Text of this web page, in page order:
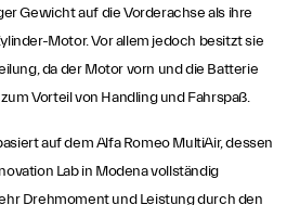
Gewicht auf die Vorderachse als ihre
Motor. Vor allem jedoch besitzt sie
da der Motor vorn und die Batterie
Vorteil von Handling und Fahrspaß.
auf dem Alfa Romeo MultiAir, dessen
Lab in Modena vollständig
Drehmoment und Leistung durch den